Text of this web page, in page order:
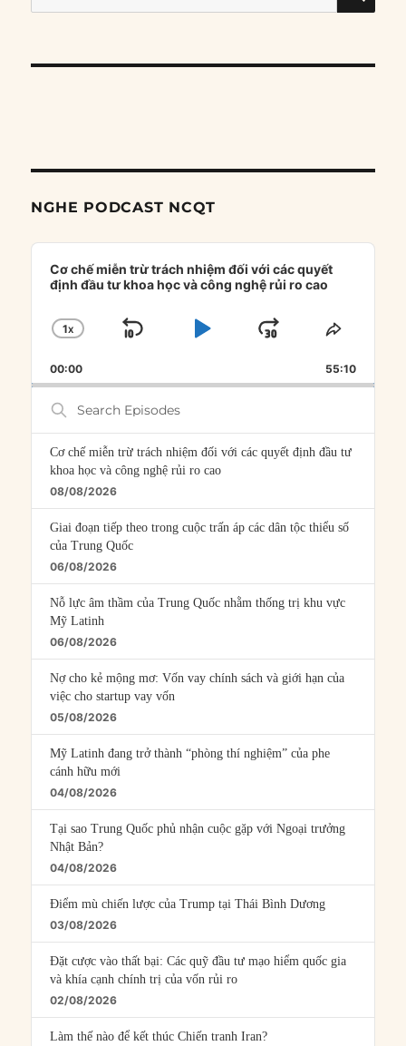
for:
NGHE PODCAST NCQT
Audio
Player
Cơ chế miễn trừ trách nhiệm đối với các quyết
định đầu tư khoa học và công nghệ rủi ro cao
CHANGE
RATE
1X
SKIP
PLAYJUMP
FORWARD
SHARE
00:00 55:10
Search
Episodes
Cơ chế miễn trừ trách nhiệm đối với các quyết định đầu tư
khoa học và công nghệ rủi ro cao
08/08/2026
Giai đoạn tiếp theo trong cuộc trấn áp các dân tộc thiểu số
của Trung Quốc
06/08/2026
Nỗ lực âm thầm của Trung Quốc nhằm thống trị khu vực
Mỹ Latinh
06/08/2026
Nợ cho kẻ mộng mơ: Vốn vay chính sách và giới hạn của
việc cho startup vay vốn
05/08/2026
Mỹ Latinh đang trở thành “phòng thí nghiệm” của phe
cánh hữu mới
04/08/2026
Tại sao Trung Quốc phủ nhận cuộc gặp với Ngoại trưởng
Nhật Bản?
04/08/2026
Điểm mù chiến lược của Trump tại Thái Bình Dương
03/08/2026
Đặt cược vào thất bại: Các quỹ đầu tư mạo hiểm quốc gia
và khía cạnh chính trị của vốn rủi ro
02/08/2026
Làm thế nào để kết thúc Chiến tranh Iran?